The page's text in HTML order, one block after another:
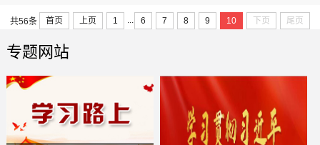
共56条 首页 上页 1 ... 6 7 8 9 10 下页 尾页
专题网站